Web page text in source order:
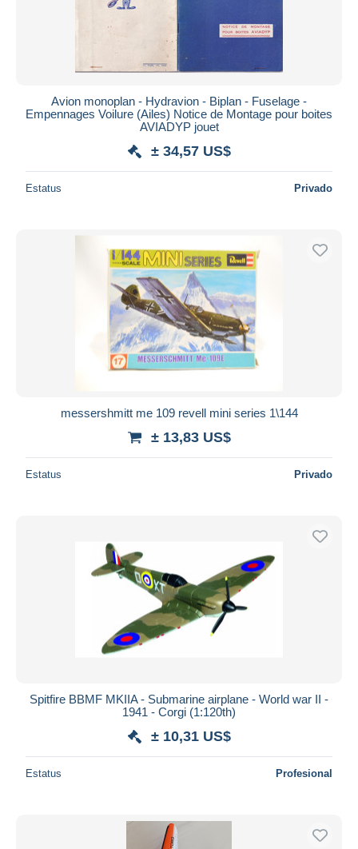
Avion monoplan - Hydravion - Biplan - Fuselage -
Empennages Voilure (Ailes) Notice de Montage pour boites
AVIADYP jouet
± 34,57 US$
Estatus Privado
messershmitt me 109 revell mini series 1\144
± 13,83 US$
Estatus Privado
Spitfire BBMF MKIIA - Submarine airplane - World war II -
1941 - Corgi (1:120th)
± 10,31 US$
Estatus Profesional